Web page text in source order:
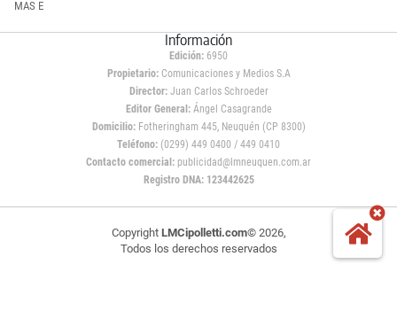
MAS E
Información
Edición: 6950
Propietario:Comunicaciones y Medios S.A
Director: Juan Carlos Schroeder
Editor General:Ángel Casagrande
Domicilio:Fotheringham 445, Neuquén (CP 8300)
Teléfono: (0299) 449 0400 / 449 0410
Contacto comercial: publicidad@lmneuquen.com.ar
Registro DNA: 123442625
Copyright LMCipolletti.com© 2026,
Todos los derechos reservados